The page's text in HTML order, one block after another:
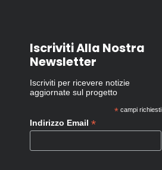
Iscriviti Alla Nostra
Newsletter
Iscriviti per ricevere notizie
aggiornate sul progetto
*campi richiesti
Indirizzo Email *